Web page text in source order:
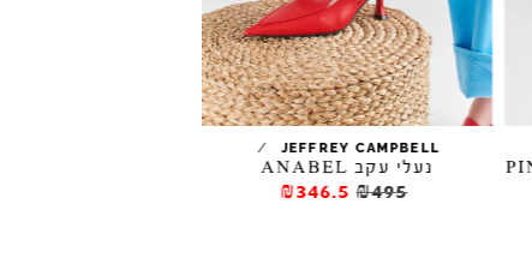
JEFFREY CAMPBELL
/
נעלי עקב ANABEL
₪495
₪346.5